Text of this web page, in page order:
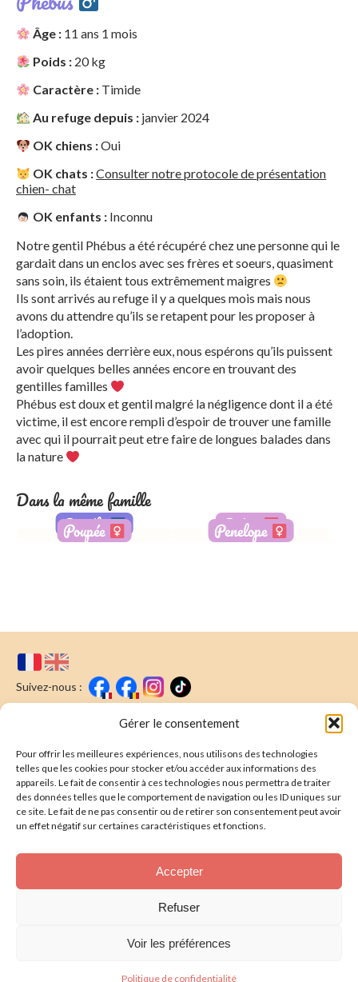
Gérer le consentement
Pour offrir les meilleures expériences, nous utilisons des technologies
telles que les cookies pour stocker et/ou accéder aux informations des
appareils. Le fait de consentir à ces technologies nous permettra de traiter
des données telles que le comportement de navigation ou les ID uniques sur
ce site. Le fait de ne pas consentir ou de retirer son consentement peut avoir
un effet négatif sur certaines caractéristiques et fonctions.
Accepter
Refuser
Voir les préférences
Politique de confidentialité
Âge : 11 ans 1 mois
Poids : 20 kg
Caractère : Timide
Au refuge depuis : janvier 2024
OK chiens :Oui
OK chats :Consulter notre protocole de présentation
chien- chat
OK enfants : Inconnu
Notre gentil Phébus a été récupéré chez une personne qui le
gardait dans un enclos avec ses frères et soeurs, quasiment
sans soin, ils étaient tous extrêmement maigres
Ils sont arrivés au refuge il y a quelques mois mais nous
avons du attendre qu’ils se retapent pour les proposer à
l’adoption.
Les pires années derrière eux, nous espérons qu’ils puissent
avoir quelques belles années encore en trouvant des
gentilles familles
Phébus est doux et gentil malgré la négligence dont il a été
victime, il est encore rempli d’espoir de trouver une famille
avec qui il pourrait peut etre faire de longues balades dans
la nature
Dans la même famille
Pomélo Poésie
Poupée Penelope
Suivez-nous :
Nous écrire
Newsletter
E-mail* : Souscrire
J'ai lu & j'accepte lapolitique de confidentalité